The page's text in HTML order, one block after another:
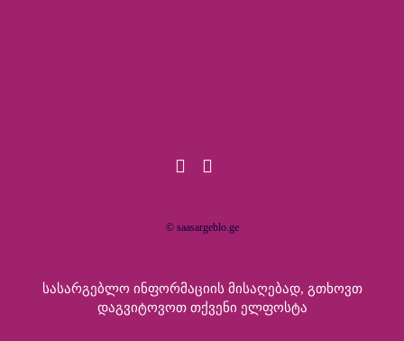
© saasargeblo.ge
Სასარგებლო Ინფორმაციის Მისაღებად, Გთხოვთ
Დაგვიტოვოთ Თქვენი Ელფოსტა